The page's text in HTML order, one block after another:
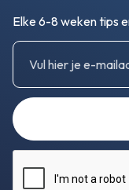
Elke 6-8 weken tips